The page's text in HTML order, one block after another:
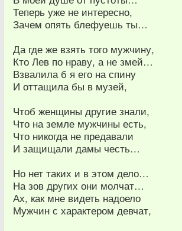
Теперь уже не интересно,
Зачем опять блефуешь ты…
Да где же взять того мужчину,
Кто Лев по нраву, а не змей…
Взвалила б я его на спину
И оттащила бы в музей,
Чтоб женщины другие знали,
Что на земле мужчины есть,
Что никогда не предавали
И защищали дамы честь…
Но нет таких и в этом дело…
На зов других они молчат…
Ах, как мне видеть надоело
Мужчин с характером девчат,